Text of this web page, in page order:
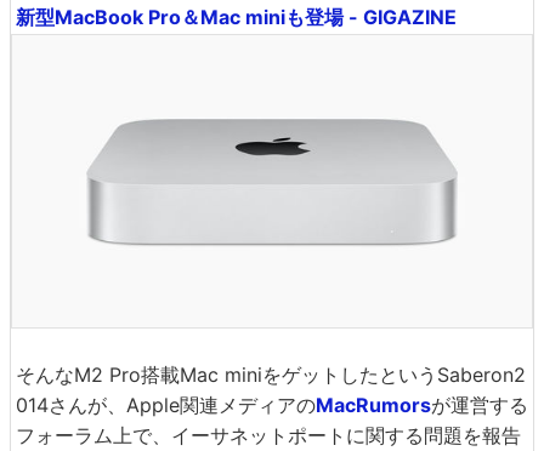
新型MacBook Pro＆Mac miniも登場 - GIGAZINE
そんなM2 Pro搭載Mac miniをゲットしたというSaberon2
014さんが、Apple関連メディアのMacRumorsが運営する
フォーラム上で、イーサネットポートに関する問題を報告